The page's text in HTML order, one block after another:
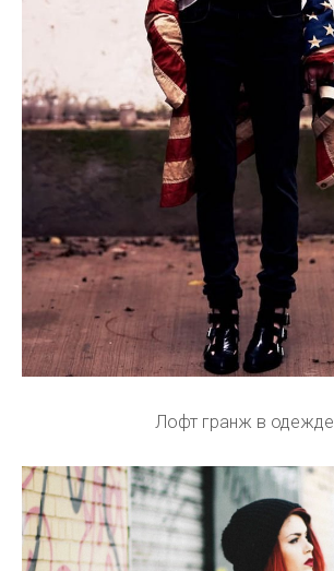
Лофт гранж в одежде